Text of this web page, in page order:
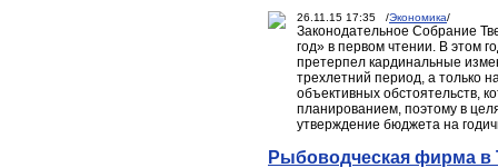
26.11.15 17:35 /Экономика/
Законодательное Собрание
год» в первом чтении. В этом
претерпел кардинальные
трехлетний период, а только
объективных обстоятельств,
планированием, поэтому в
утверждение бюджета на
Рыбоводческая фирма в